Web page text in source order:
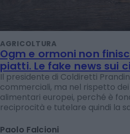
AGRICOLTURA
Ogm e ormoni non
piatti. Le fake news sui
Il presidente di Coldiretti
commerciali, ma nel rispetto
alimentari europei, perché è
reciprocità e tutelare quindi la
Paolo Falcioni